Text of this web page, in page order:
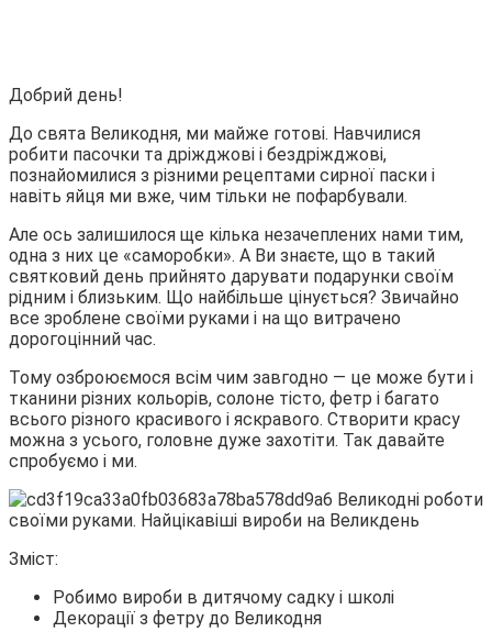
Добрий день!
До свята Великодня, ми майже готові. Навчилися
робити пасочки та дріжджові і бездріжджові,
познайомилися з різними рецептами сирної паски і
навіть яйця ми вже, чим тільки не пофарбували.
Але ось залишилося ще кілька незачеплених нами тим,
одна з них це «саморобки». А Ви знаєте, що в такий
святковий день прийнято дарувати подарунки своїм
рідним і близьким. Що найбільше цінується? Звичайно
все зроблене своїми руками і на що витрачено
дорогоцінний час.
Тому озброюємося всім чим завгодно — це може бути і
тканини різних кольорів, солоне тісто, фетр і багато
всього різного красивого і яскравого. Створити красу
можна з усього, головне дуже захотіти. Так давайте
спробуємо і ми.
Зміст:
Робимо вироби в дитячому садку і школі
Декорації з фетру до Великодня